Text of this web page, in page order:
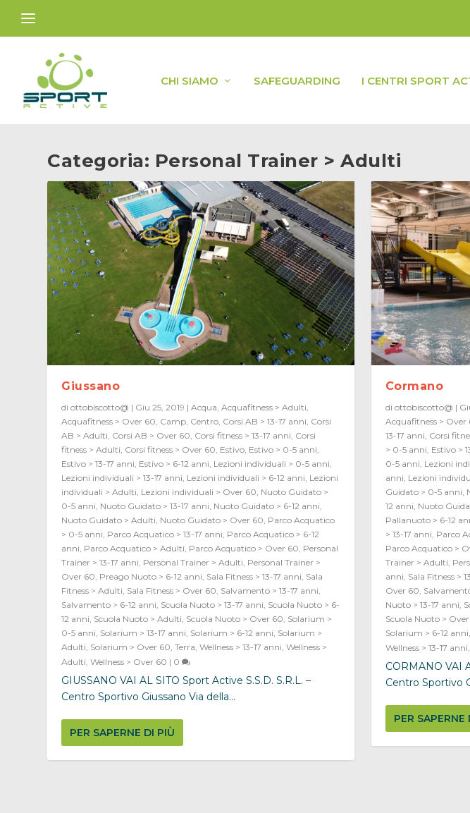
CHI SIAMO SAFEGUARDING I CENTRI SPORT
Categoria: Personal Trainer > Adulti
Giussano
diottobiscotto@ | Giu 25, 2019 |Acqua,Acquafitness > Adulti,
Acquafitness > Over 60, Camp, Centro, Corsi AB > 13-17 anni, Corsi
AB > Adulti, Corsi AB > Over 60, Corsi fitness > 13-17 anni, Corsi
fitness > Adulti, Corsi fitness > Over 60, Estivo, Estivo > 0-5 anni,
Estivo > 13-17 anni, Estivo > 6-12 anni, Lezioni individuali > 0-5 anni,
Lezioni individuali > 13-17 anni, Lezioni individuali > 6-12 anni, Lezioni
individuali > Adulti, Lezioni individuali > Over 60, Nuoto Guidato >
0-5 anni, Nuoto Guidato > 13-17 anni, Nuoto Guidato > 6-12 anni,
Nuoto Guidato > Adulti, Nuoto Guidato > Over 60, Parco Acquatico
> 0-5 anni, Parco Acquatico > 13-17 anni, Parco Acquatico > 6-12
anni, Parco Acquatico > Adulti, Parco Acquatico > Over 60, Personal
Trainer > 13-17 anni, Personal Trainer > Adulti, Personal Trainer >
Over 60, Preago Nuoto > 6-12 anni, Sala Fitness > 13-17 anni, Sala
Fitness > Adulti, Sala Fitness > Over 60, Salvamento > 13-17 anni,
Salvamento > 6-12 anni, Scuola Nuoto > 13-17 anni, Scuola Nuoto > 6-
12 anni, Scuola Nuoto > Adulti, Scuola Nuoto > Over 60, Solarium >
0-5 anni, Solarium > 13-17 anni, Solarium > 6-12 anni, Solarium >
Adulti, Solarium > Over 60,Terra,Wellness > 13-17 anni,Wellness >
Adulti,Wellness > Over 60 | 0
GIUSSANO VAI AL SITO Sport Active S.S.D. S.R.L. –
Centro Sportivo Giussano Via della...
PER SAPERNE DI PIÙ
Cormano
di ottobiscotto@ |
Acquafitness > Over
13-17 anni, Corsi
> 0-5 anni, Estivo >
0-5 anni, Lezioni
anni, Lezioni
Guidato > 0-5 anni,
12 anni, Nuoto
Pallanuoto > 6-12
> 13-17 anni, Parco
Parco Acquatico >
Trainer > Adulti,
anni, Sala Fitness >
Over 60,
Nuoto > 13-17 anni,
Scuola Nuoto >
Solarium > 6-12 anni,
Wellness > 13-17 anni,
CORMANO VAI
Centro Sportivo
PER SAPERNE